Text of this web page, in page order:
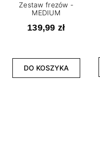
Zestaw frezów -
MEDIUM
139,99 zł
DO KOSZYKA